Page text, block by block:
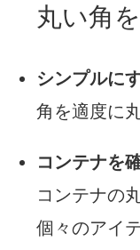
丸い角
シンプルに
角を適度に
コンテナを
コンテナの
個々のアイ